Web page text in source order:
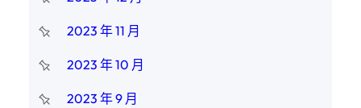
2023 年 11 月
2023 年 10 月
2023 年 9 月